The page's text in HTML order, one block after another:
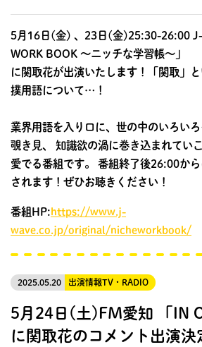
5月16日(金) 、23日(金)25:30-26:00
WORK BOOK ～ニッチな学習帳〜」
に関取花が出演いたします！「関取」
撲用語について…！
業界用語を入り口に、世の中のいろい
覗き見、 知識欲の渦に巻き込まれてい
愛でる番組です。 番組終了後26:00か
されます！ぜひお聴きください！
番組HP:https://www.j-
wave.co.jp/original/nicheworkbook/
2025.05.20 出演情報TV・RADIO
5月24日(土)FM愛知 「IN
に関取花のコメント出演決